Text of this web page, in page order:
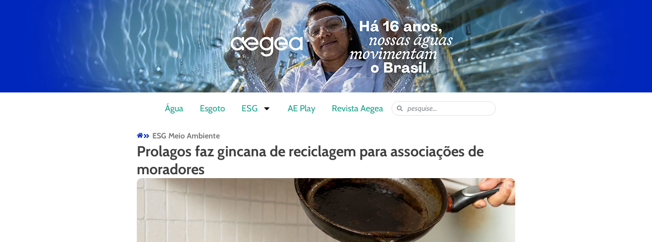
Água Esgoto ESG AE Play Revista Aegea
ESG Meio Ambiente
Prolagos faz gincana de reciclagem para associações de
moradores